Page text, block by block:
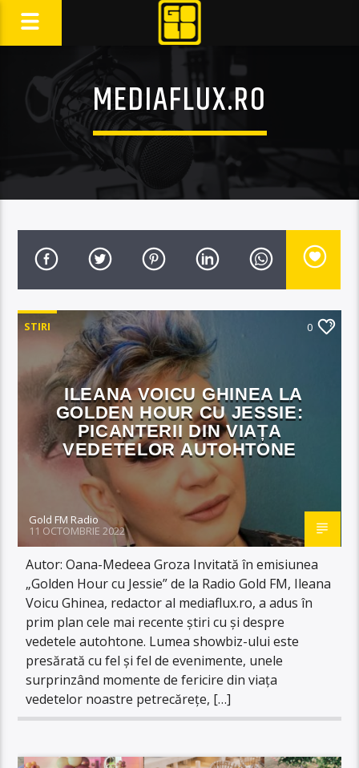
MEDIAFLUX.RO
STIRI 0
ILEANA VOICU GHINEA LA
GOLDEN HOUR CU JESSIE:
PICANTERII DIN VIAȚA
VEDETELOR AUTOHTONE
Gold FM Radio
11 OCTOMBRIE 2022
Autor: Oana-Medeea Groza Invitată în emisiunea
„Golden Hour cu Jessie” de la Radio Gold FM, Ileana
Voicu Ghinea, redactor al mediaflux.ro, a adus în
prim plan cele mai recente știri cu și despre
vedetele autohtone. Lumea showbiz-ului este
presărată cu fel și fel de evenimente, unele
surprinzând momente de fericire din viața
vedetelor noastre petrecărețe, […]